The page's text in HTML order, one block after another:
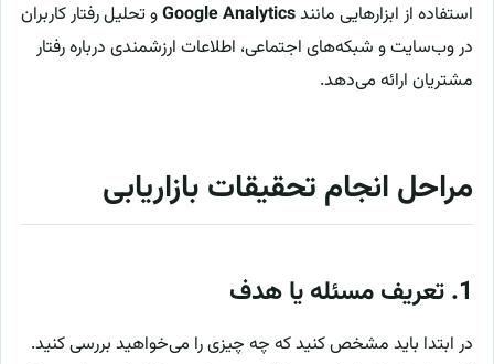
استفاده از ابزارهایی مانندGoogle Analyticsو تحلیل رفتار کاربران
در وب‌سایت و شبکه‌های اجتماعی، اطلاعات ارزشمندی درباره رفتار
مشتریان ارائه می‌دهد.
مراحل انجام تحقیقات بازاریابی
1. تعریف مسئله یا هدف
در ابتدا باید مشخص کنید که چه چیزی را می‌خواهید بررسی کنید.